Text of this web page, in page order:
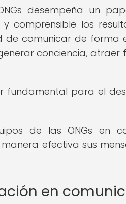
desempeña un
comprensible los
comunicar de forma
conciencia, atraer
fundamental para el
de las ONGs en
efectiva sus
en